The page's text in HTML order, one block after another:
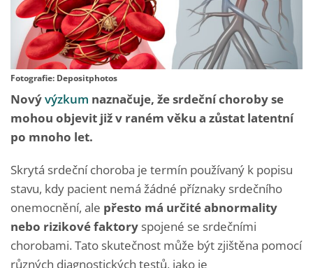
Fotografie: Depositphotos
Novývýzkum naznačuje, že srdeční choroby se
mohou objevit již v raném věku a zůstat latentní
po mnoho let.
Skrytá srdeční choroba je termín používaný k popisu
stavu, kdy pacient nemá žádné příznaky srdečního
onemocnění, ale přesto má určité abnormality
nebo rizikové faktory spojené se srdečními
chorobami. Tato skutečnost může být zjištěna pomocí
různých diagnostických testů, jako je